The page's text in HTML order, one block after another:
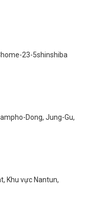
23-5shinshiba
Dong, Jung-Gu,
Khu vực Nantun,